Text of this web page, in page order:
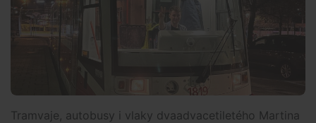
Tramvaje, autobusy i vlaky dvaadvacetiletého Martina